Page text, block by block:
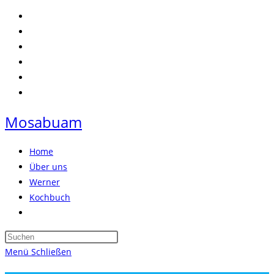
Zum
Inhalt
springen
Mosabuam
Home
Über uns
Werner
Kochbuch
umschalten
Press
Menü Schließen